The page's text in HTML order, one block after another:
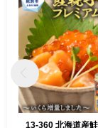
13-360 北海道産